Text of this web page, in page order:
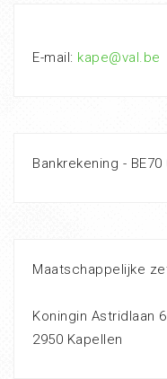
E-mail: kape@val.be
Bankrekening -
Maatschappelijke
Koningin Astridlaan 6
2950 Kapellen